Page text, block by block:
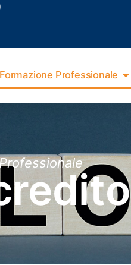
Formazione Professionale